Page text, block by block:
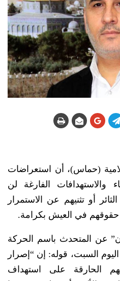
(حماس)، أن استعراضات
والاستهدافات الفارغة لن
أو تثنيهم عن الاستمرار
حقوقهم في العيش بكرامة.
عن المتحدث باسم الحركة
السبت، قوله: إن “إصرار
الحارقة على استهداف